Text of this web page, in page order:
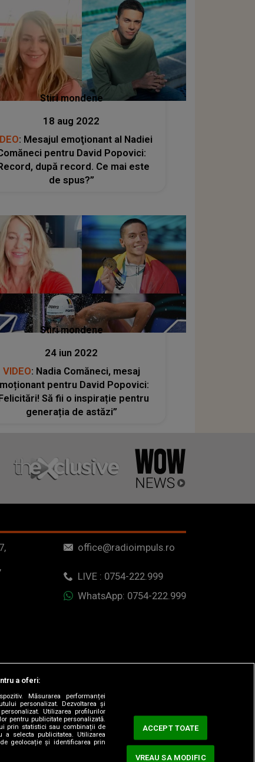
Stiri mondene
18 aug 2022
: Mesajul emoţionant al Nadiei
pentru David Popovici:
după record. Ce mai este
de spus?”
Stiri mondene
24 iun 2022
VIDEO: Nadia Comăneci, mesaj
pentru David Popovici:
Să fii o inspirație pentru
generația de astăzi”
office@radioimpuls.ro
LIVE : 0754-222.999
WhatsApp: 0754-222.999
a oferi:
Măsurarea performanței
personalizat. Dezvoltarea și
Utilizarea profilurilor
pentru publicitate personalizată.
prin statistici sau combinații de
selecta publicitatea. Utilizarea
geolocație și identificarea prin
ACCEPT TOATE
VREAU SA MODIFIC